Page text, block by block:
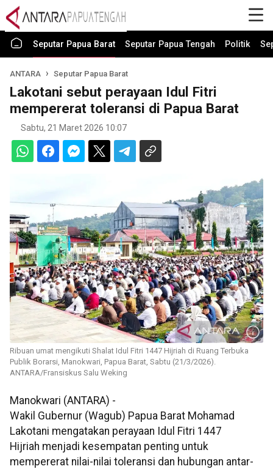
Seputar Papua Barat Seputar Papua Tengah Politik
ANTARA Seputar Papua Barat
Lakotani sebut perayaan Idul Fitri
mempererat toleransi di Papua Barat
Sabtu, 21 Maret 2026 10:07
Ribuan umat mengikuti Shalat Idul Fitri 1447 Hijriah di Ruang Terbuka
Publik Borarsi, Manokwari, Papua Barat, Sabtu (21/3/2026).
ANTARA/Fransiskus Salu Weking
Manokwari (ANTARA) -
Wakil Gubernur (Wagub) Papua Barat Mohamad
Lakotani mengatakan perayaan Idul Fitri 1447
Hijriah menjadi kesempatan penting untuk
mempererat nilai-nilai toleransi dan hubungan antar-